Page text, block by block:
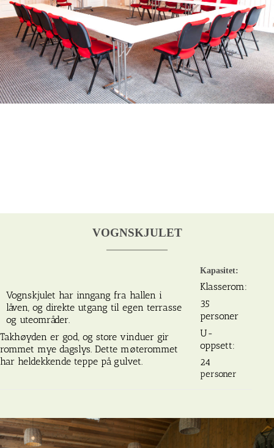
VOGNSKJULET
Vognskjulet har inngang fra hallen i
låven, og direkte utgang til egen terrasse
og uteområder.
Takhøyden er god, og store vinduer gir
rommet mye dagslys. Dette møterommet
har heldekkende teppe på gulvet.
Kapasitet:
Klasserom:
35
personer
U-
oppsett:
24
personer